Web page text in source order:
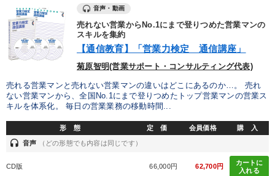
音声・動画
売れない営業からNo.1にまで登りつめた営業マンの
スキルを集約
【通信教育】「営業力検定 通信講座」
菊原智明(営業サポート・コンサルティング代表)
売れる営業マンと売れない営業マンの違いはどこにあるのか…。 売れ
ない営業マンから、全国No.1にまで登りつめたトップ営業マンの営業ス
キルを体系化。 毎日の営業業務の移動時間...
形 態 定 価 会員価格 購 入
headset 音声 （どの形態でも内容は同じです）
CD版 66,000円 62,700円
カートに
入れる